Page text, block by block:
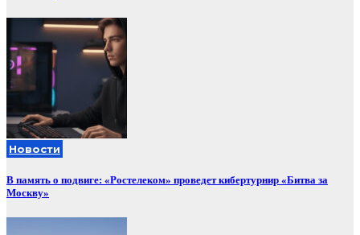
Новости
В память о подвиге: «Ростелеком» проведет кибертурнир «Битва за
Москву»